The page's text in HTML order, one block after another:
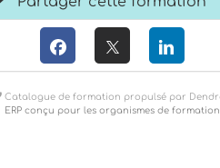
Catalogue de formation propulsé par
ERP conçu pour les organismes de formation